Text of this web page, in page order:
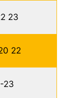
23
22
23